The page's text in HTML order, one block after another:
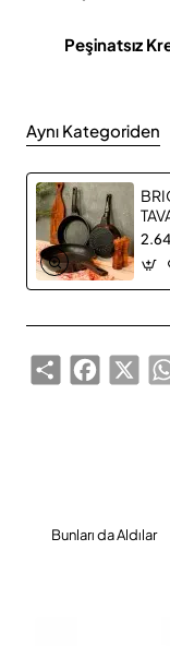
Peşinatsız
Aynı Kategoriden
ShareFacebook
X
Bunları da Aldılar